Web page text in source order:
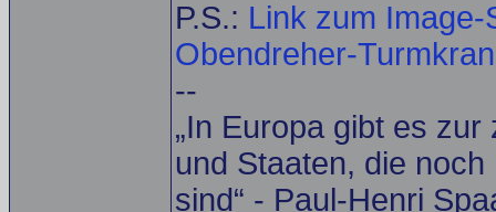
P.S.: Link zum
Obendreher-
--
„In Europa gibt es
und Staaten, die
sind“ - Paul-Henri